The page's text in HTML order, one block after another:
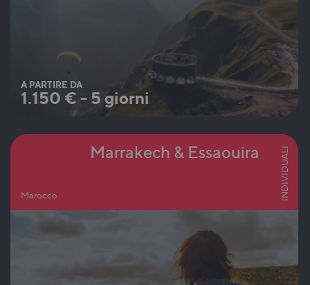
A PARTIRE DA
1.150 € - 5 giorni
Marocco
Marrakech & Essaouira INDIVIDUALI